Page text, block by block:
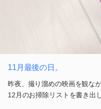
11月最後の日。
昨夜、撮り溜めの映画を観な
12月のお掃除リストを書き出